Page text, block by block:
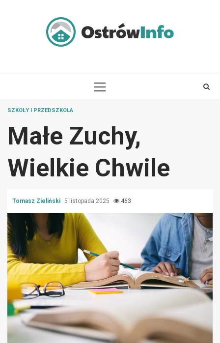
PRIMARY
SZKOŁY I PRZEDSZKOLA
Małe Zuchy,
Wielkie Chwile
Tomasz Zieliński 5 listopada 2025 463